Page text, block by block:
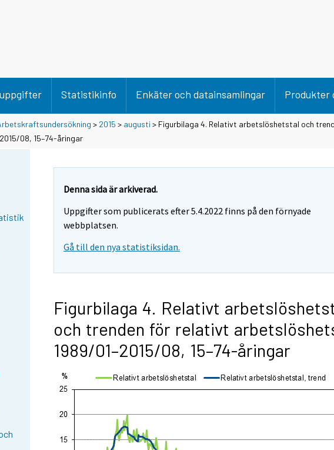
Statistikinfo Enkäter och datainsamlingar Produkter
> 2015 > augusti > Figurbilaga 4. Relativt arbetslöshetstal och
08, 15–74-åringar
Denna sida är arkiverad.
Uppgifter som publicerats efter 5.4.2022 finns på den förnyade
webbplatsen.
Gå till den nya statistiksidan.
Figurbilaga 4. Relativt
och trenden för relativt
1989/01–2015/08, 15–74-åringar